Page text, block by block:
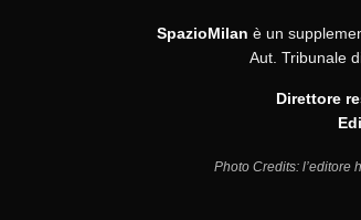
SpazioMilan è un
Aut. Tribunale
Direttore
Photo Credits: l’editore